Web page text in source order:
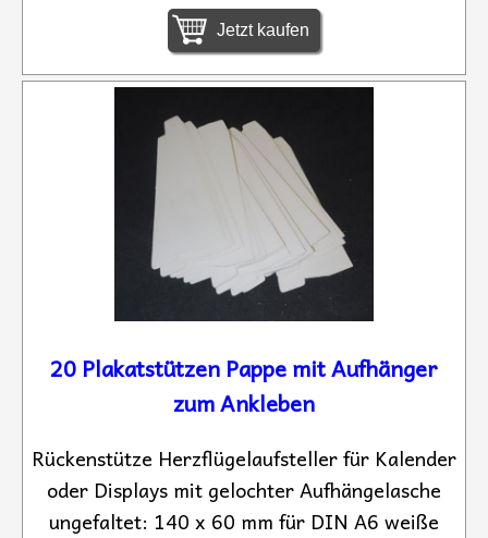
Jetzt kaufen
20 Plakatstützen Pappe mit Aufhänger
zum Ankleben
Rückenstütze Herzflügelaufsteller für Kalender
oder Displays mit gelochter Aufhängelasche
ungefaltet: 140 x 60 mm für DIN A6 weiße